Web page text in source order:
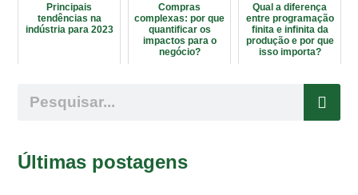
Principais
tendências na
indústria para 2023
Compras
complexas: por que
quantificar os
impactos para o
negócio?
Qual a diferença
entre programação
finita e infinita da
produção e por que
isso importa?
Últimas postagens